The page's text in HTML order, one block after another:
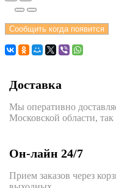
Сообщить когда появится
Доставка
Мы оперативно
Московской области,
Он-лайн 24/7
Прием заказов через